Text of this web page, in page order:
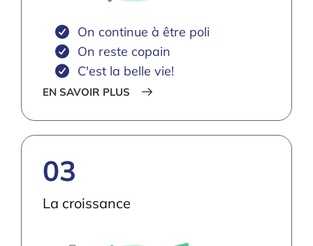
On continue à être poli
On reste copain
C'est la belle vie!
EN SAVOIR PLUS
03
La croissance